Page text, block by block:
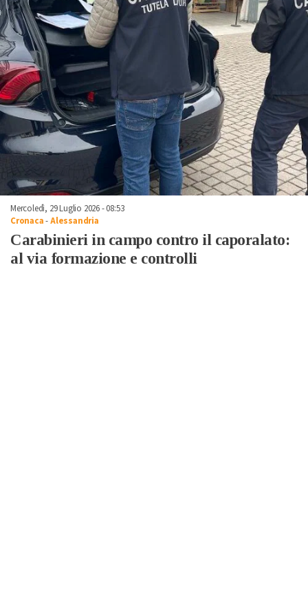
Mercoledì, 29 Luglio 2026 - 08:53
Cronaca-Alessandria
Carabinieri in campo contro il caporalato:
al via formazione e controlli